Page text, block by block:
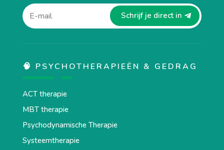
Schrijf je direct in
🧠 PSYCHOTHERAPIEËN & GEDRAG
ACT therapie
MBT therapie
Psychodynamische Therapie
Systeemtherapie